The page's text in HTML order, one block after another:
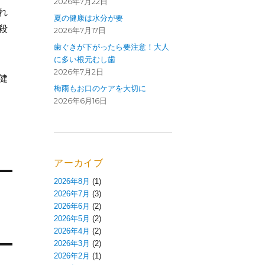
夏の健康は水分が要
2026年7月17日
歯ぐきが下がったら要注意！大人
に多い根元むし歯
2026年7月2日
梅雨もお口のケアを大切に
2026年6月16日
アーカイブ
2026年8月 (1)
2026年7月 (3)
2026年6月 (2)
2026年5月 (2)
2026年4月 (2)
2026年3月 (2)
2026年2月 (1)